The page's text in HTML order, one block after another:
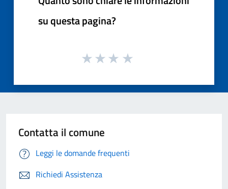
su questa pagina?
Contatta il comune
Leggi le domande frequenti
Richiedi Assistenza